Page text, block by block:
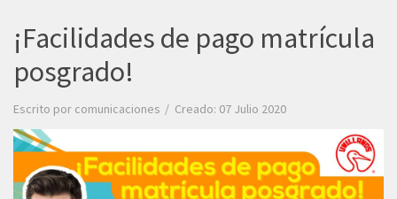
¡Facilidades de pago matrícula
posgrado!
Escrito por comunicaciones Creado: 07 Julio 2020